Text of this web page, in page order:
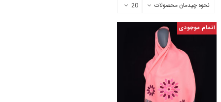
نحوه چیدمان محصولات 20
اتمام موجودی